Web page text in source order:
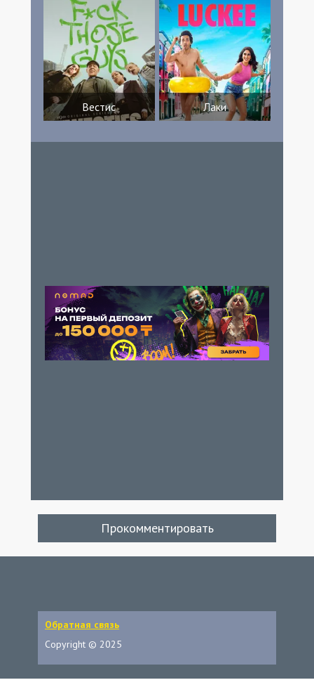
Вестис Лаки
Прокомментировать
Обратная связь
Copyright © 2025